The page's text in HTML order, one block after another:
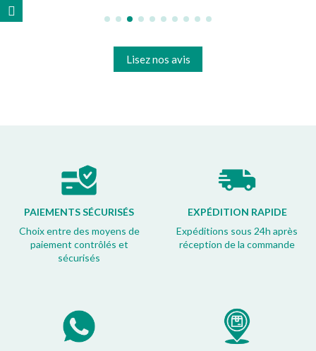
Lisez nos avis
PAIEMENTS SÉCURISÉS
Choix entre des moyens de
paiement contrôlés et
sécurisés
EXPÉDITION RAPIDE
Expéditions sous 24h après
réception de la commande